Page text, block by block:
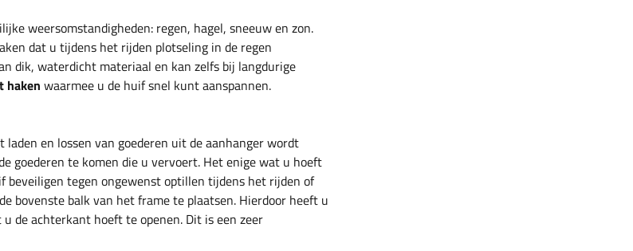
weersomstandigheden: regen, hagel, sneeuw en zon.
dat u tijdens het rijden plotseling in de regen
dik, waterdicht materiaal en kan zelfs bij langdurige
haken waarmee u de huif snel kunt aanspannen.
laden en lossen van goederen uit de aanhanger wordt
goederen te komen die u vervoert. Het enige wat u hoeft
beveiligen tegen ongewenst optillen tijdens het rijden of
bovenste balk van het frame te plaatsen. Hierdoor heeft u
de achterkant hoeft te openen. Dit is een zeer